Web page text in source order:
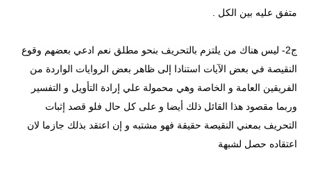
متفق عليه بين الكل
ج2- ليس هناك من يلتزم بالتحريف بنحو مطلق نعم ادعي بعضهم وقوع
النقيصة في بعض الآيات استنادا إلى ظاهر بعض الروايات الواردة من
الفريقين العامة و الخاصة وهي محمولة علي إرادة التأويل و التفسير
وربما مقصود هذا القائل ذلك أيضا و على كل حال فلو قصد إثبات
التحريف بمعني النقيصة حقيقة فهو مشتبه و إن اعتقد بذلك جازما لان
اعتقاده حصل لشبهة